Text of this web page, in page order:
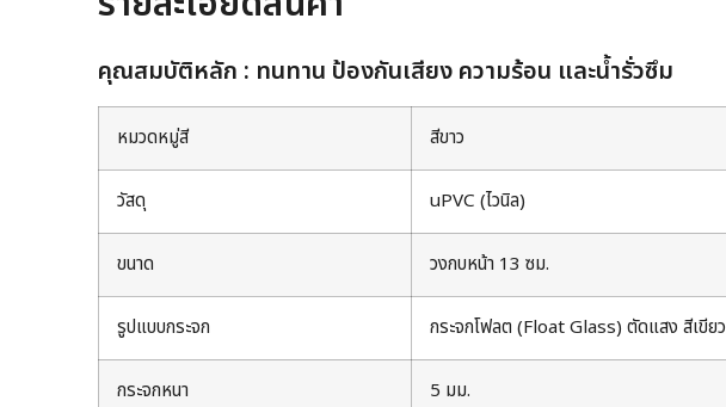
คุณสมบัติหลัก : ทนทาน ป้องกันเสียง ความร้อน และน้ำรั่วซึม
หมวดหมู่สี สีขาว
วัสดุ uPVC (ไวนิล)
ขนาด วงกบหน้า 13 ซม.
รูปแบบกระจก กระจกโฟลต (Float Glass) ตัดแสง สีเขียว
กระจกหนา 5 มม.